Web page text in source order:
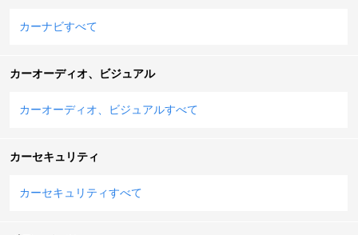
カーナビすべて
カーオーディオ、ビジュアル
カーオーディオ、ビジュアルすべて
カーセキュリティ
カーセキュリティすべて